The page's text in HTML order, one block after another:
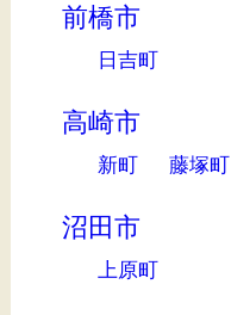
前橋市
日吉町
高崎市
新町 藤塚町
沼田市
上原町